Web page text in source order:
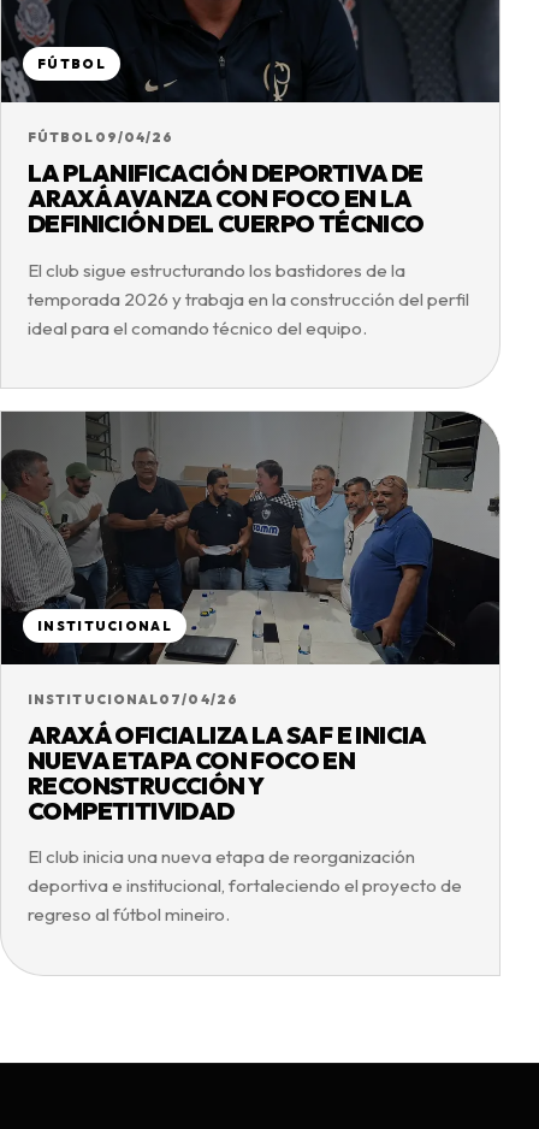
FÚTBOL
FÚTBOL 09/04/26
LA PLANIFICACIÓN DEPORTIVA DE
ARAXÁ AVANZA CON FOCO EN LA
DEFINICIÓN DEL CUERPO TÉCNICO
El club sigue estructurando los bastidores de la
temporada 2026 y trabaja en la construcción del perfil
ideal para el comando técnico del equipo.
INSTITUCIONAL
INSTITUCIONAL07/04/26
ARAXÁ OFICIALIZA LA SAF E INICIA
NUEVA ETAPA CON FOCO EN
RECONSTRUCCIÓN Y
COMPETITIVIDAD
El club inicia una nueva etapa de reorganización
deportiva e institucional, fortaleciendo el proyecto de
regreso al fútbol mineiro.